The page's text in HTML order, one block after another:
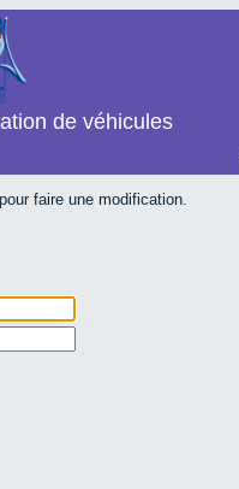
de véhicules
faire une modification.